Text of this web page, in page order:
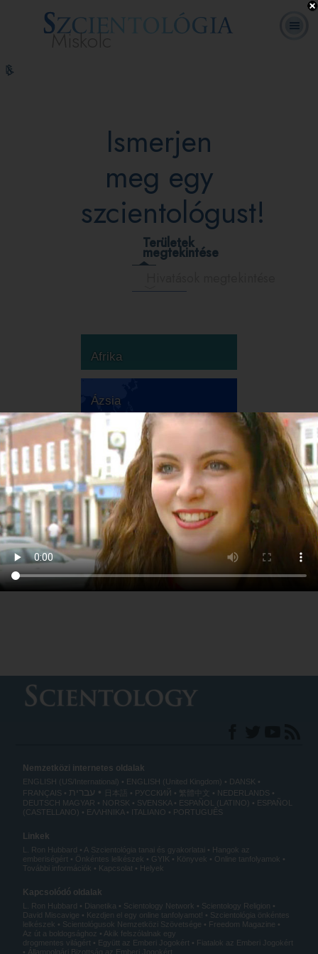
Miskolc
Hubbard
Ismerjen
meg egy
szcientológust!
Területek
megtekintése
Afrika
Ázsia
Ausztrália
Európa
Dél-Amerika
Észak-Amerika
Nemzetközi internetes oldalak
ENGLISH (US/International) ENGLISH (United Kingdom)
DANSK
FRANÇAIS
עברית 日本語 РУССКИЙ 繁體中文
NEDERLANDS
DEUTSCH MAGYAR NORSK SVENSKA ESPAÑOL (LATINO)
ESPAÑOL
(CASTELLANO)
ΕΛΛΗΝΙΚA ITALIANO PORTUGUÊS
Linkek
L. Ron Hubbard A Szcientológia tanai és gyakorlatai
Hangok az
emberiségért
Önkéntes lelkészek GYIK Könyvek
Online tanfolyamok
További információk
Kapcsolat Helyek
Kapcsolódó oldalak
L. Ron Hubbard Dianetika Scientology Network
Scientology Religion
David Miscavige
Kezdjen el egy online tanfolyamot!
Szcientológia önkéntes
lelkészek
Scientológusok Nemzetközi Szövetsége
Freedom Magazine
Az út a boldogsághoz
Akik felszólalnak egy
drogmentes világért
Együtt az Emberi Jogokért
Fiatalok az Emberi Jogokért
Állampolgári Bizottság az Emberi Jogokért